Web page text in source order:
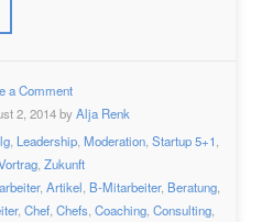
a Comment
2, 2014 byAlja Renk
Leadership Moderation Startup 5+1
, Zukunft
, Artikel B-Mitarbeiter, Beratung,
, Chef Chefs Coaching Consulting